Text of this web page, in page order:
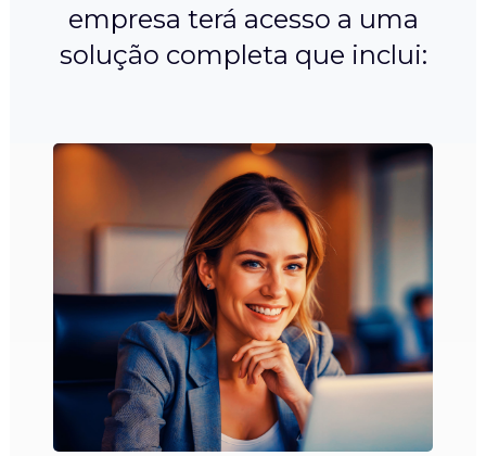
empresa terá acesso a uma
solução completa que inclui: